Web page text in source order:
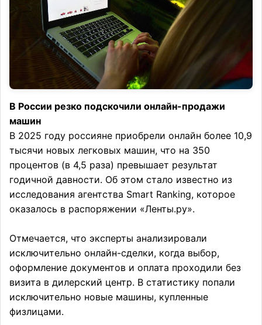
В России резко подскочили онлайн-продажи
машин
В 2025 году россияне приобрели онлайн более 10,9
тысячи новых легковых машин, что на 350
процентов (в 4,5 раза) превышает результат
годичной давности. Об этом стало известно из
исследования агентства Smart Ranking, которое
оказалось в распоряжении «Ленты.ру».
Отмечается, что эксперты анализировали
исключительно онлайн-сделки, когда выбор,
оформление документов и оплата проходили без
визита в дилерский центр. В статистику попали
исключительно новые машины, купленные
физлицами.